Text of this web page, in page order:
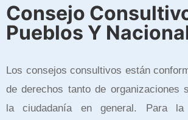
Consejo
Pueblos Y
Los consejos consultivos están
de derechos tanto de organizaciones
la ciudadanía en general. Para la